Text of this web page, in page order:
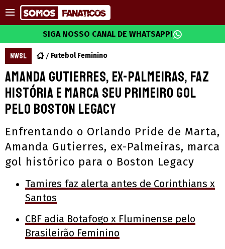
SIGA NOSSO CANAL DE WHATSAPP!
NWSL Futebol Feminino
Amanda Gutierres, ex-Palmeiras, faz
história e marca seu primeiro gol
pelo Boston Legacy
Enfrentando o Orlando Pride de Marta,
Amanda Gutierres, ex-Palmeiras, marca
gol histórico para o Boston Legacy
Tamires faz alerta antes de Corinthians x
Santos
CBF adia Botafogo x Fluminense pelo
Brasileirão Feminino